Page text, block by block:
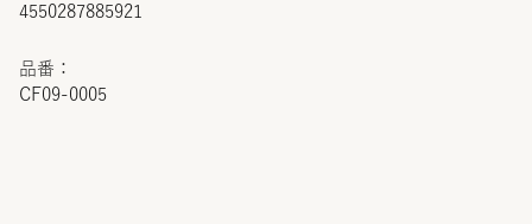
4550287885921
品番：
CF09-0005